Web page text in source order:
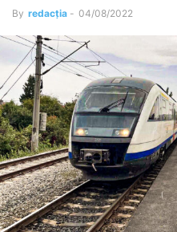
By redacția - 04/08/2022